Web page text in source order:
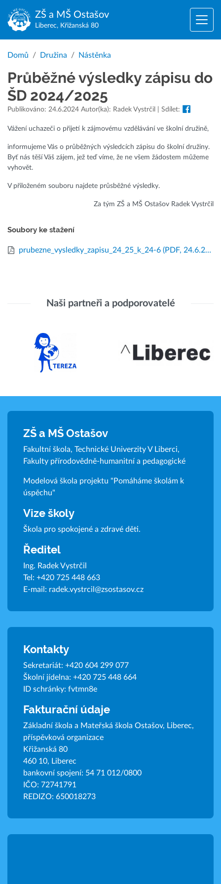
ZŠ a MŠ Ostašov
Liberec, Křižanská 80
Domů Družina Nástěnka
Průběžné výsledky zápisu do
ŠD 2024/2025
Publikováno: 24.6.2024 Autor(ka): Radek Vystrčil | Sdílet:
Vážení uchazeči o přijetí k zájmovému vzdělávání ve školní družině,
informujeme Vás o průběžných výsledcích zápisu do školní družiny.
Byť nás těší Váš zájem, jež teď víme, že ne všem žádostem můžeme
vyhovět.
V přiloženém souboru najdete průsběžné výsledky.
Za tým ZŠ a MŠ Ostašov Radek Vystrčil
Soubory ke stažení
prubezne_vysledky_zapisu_24_25_k_24-6 (PDF, 24.6.2024)
Naši partneři a podporovatelé
ZŠ a MŠ Ostašov
Fakultní škola, Technické Univerzity V Liberci,
Fakulty přírodovědně-humanitní a pedagogické
Modelová škola projektu "Pomáháme školám k
úspěchu"
Vize školy
Škola pro spokojené a zdravé děti.
Ředitel
Ing. Radek Vystrčil
Tel: +420 725 448 663
E-mail: radek.vystrcil@zsostasov.cz
Kontakty
Sekretariát: +420 604 299 077
Školní jídelna: +420 725 448 664
ID schránky: fvtmn8e
Fakturační údaje
Základní škola a Mateřská škola Ostašov, Liberec,
příspěvková organizace
Křižanská 80
460 10, Liberec
bankovní spojení: 54 71 012/0800
IČO: 72741791
REDIZO: 650018273